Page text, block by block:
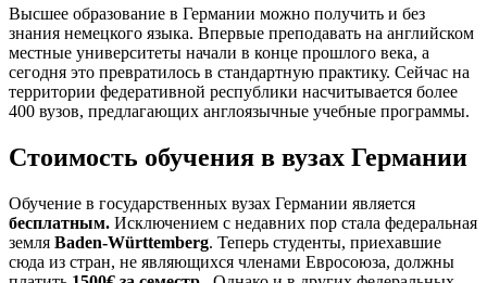
Высшее образование в Германии можно получить и без
знания немецкого языка. Впервые преподавать на английском
местные университеты начали в конце прошлого века, а
сегодня это превратилось в стандартную практику. Сейчас на
территории федеративной республики насчитывается более
400 вузов, предлагающих англоязычные учебные программы.
Стоимость обучения в вузах Германии
Обучение в государственных вузах Германии является
бесплатным. Исключением с недавних пор стала федеральная
земля Baden-Württemberg. Теперь студенты, приехавшие
сюда из стран, не являющихся членами Евросоюза, должны